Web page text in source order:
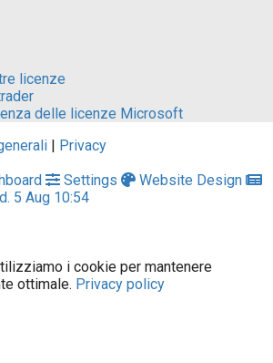
licenze
delle licenze Microsoft
Privacy
Settings
Website Design
5 Aug 10:54
i cookie per mantenere
ottimale. Privacy policy